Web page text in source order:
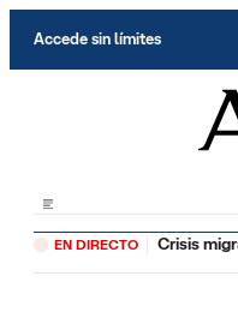
Accede sin límites
EN DIRECTO Crisis